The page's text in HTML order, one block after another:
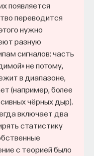
появляется
переводится
нужно
разную
сигналов: часть
не потому,
в диапазоне,
(например, более
чёрных дыр).
включает два
статистику
с теорией было